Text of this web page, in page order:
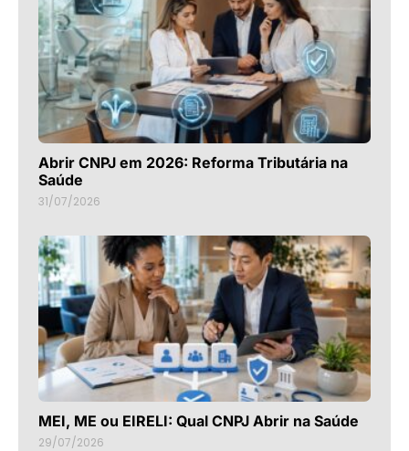
Abrir CNPJ em 2026: Reforma Tributária na
Saúde
31/07/2026
MEI, ME ou EIRELI: Qual CNPJ Abrir na Saúde
29/07/2026